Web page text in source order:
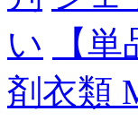
い
【
剤衣類